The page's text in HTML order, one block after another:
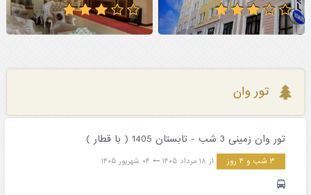
تور وان
تور وان زمینی 3 شب - تابستان 1405 ( با قطار )
۳ شب و ۴ روز از ۱۸ مرداد ۱۴۰۵ ۰۴ شهریور ۱۴۰۵